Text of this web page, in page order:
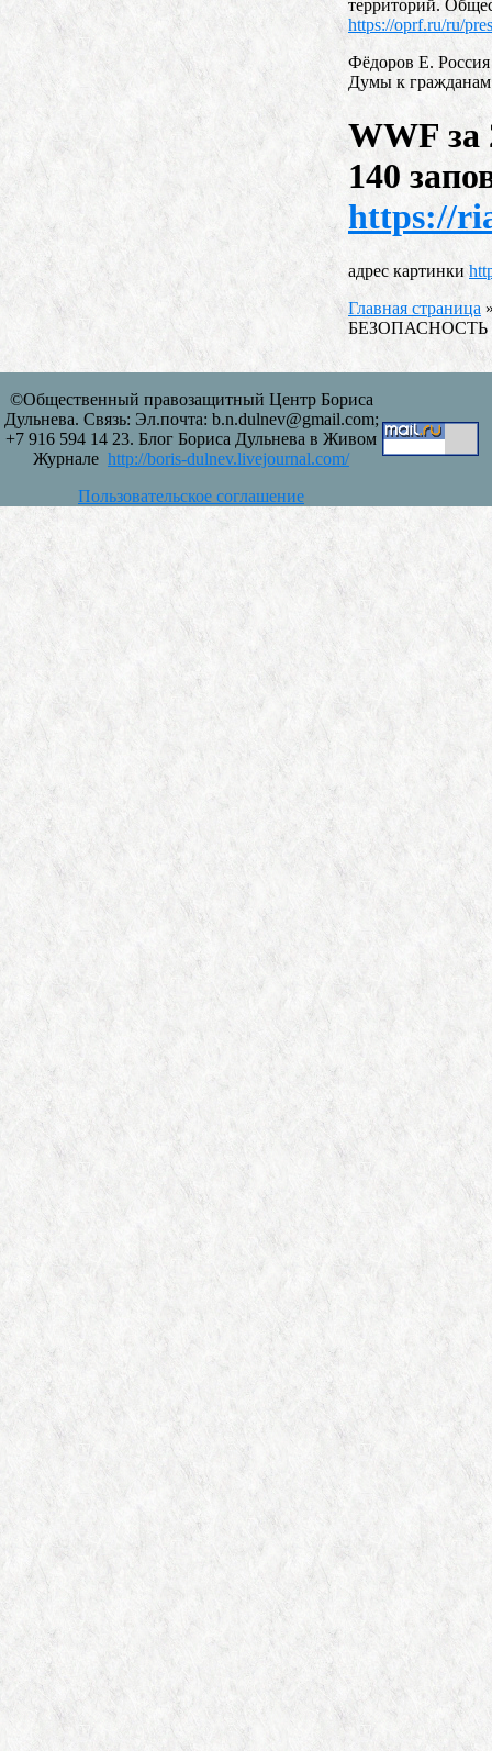
территорий.
https://oprf.ru/ru/
Фёдоров Е. Россия
Думы к
WWF за
140
https://
адрес картинки
Главная страница
БЕЗОПАСНОСТЬ
©Общественный правозащитный Центр Бориса
Дульнева. Связь: Эл.почта: b.n.dulnev@gmail.com;
+7 916 594 14 23. Блог Бориса Дульнева в Живом
Журнале http://boris-dulnev.livejournal.com/
Пользовательское соглашение